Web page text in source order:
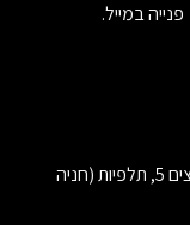
במייל.
בואו לבקר במחסן לוגיסטי שלנו: ירושלים - יד חרוצים 5, תלפיות (חניה